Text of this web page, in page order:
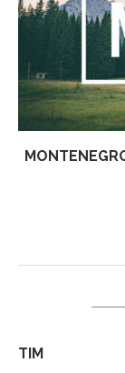
TIM